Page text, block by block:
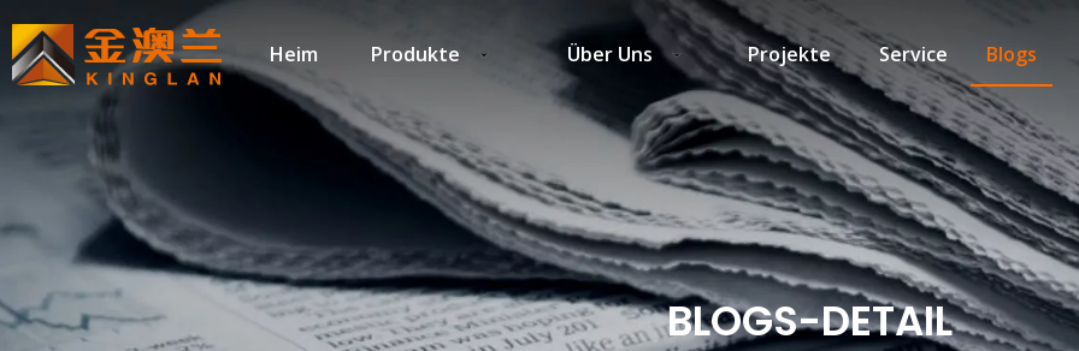
Heim Produkte Über Uns Projekte Service Blogs
BLOGS-DETAIL